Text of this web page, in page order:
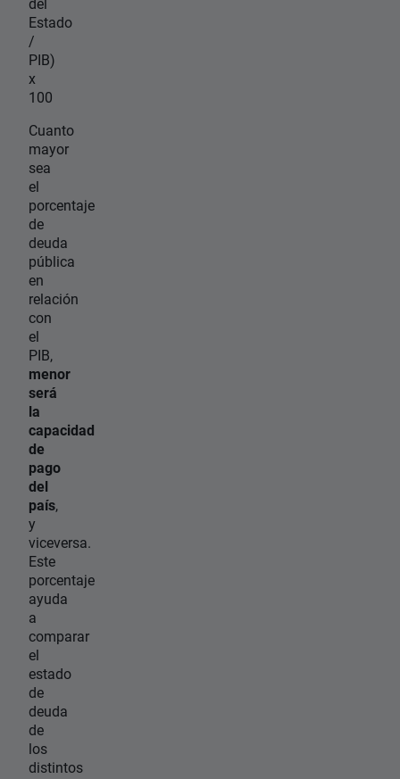
Estado
/
PIB)
x
100
Cuanto
mayor
sea
el
porcentaje
de
deuda
pública
en
relación
con
el
PIB,
menor
será
la
capacidad
de
pago
del
país,
y
viceversa.
Este
porcentaje
ayuda
a
comparar
el
estado
de
deuda
de
los
distintos